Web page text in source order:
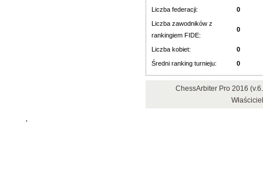
Liczba federacji:
0
Liczba zawodników z
rankingiem FIDE:
0
Liczba kobiet:
0
Średni ranking turnieju:
0
ChessArbiter Pro 2016
'